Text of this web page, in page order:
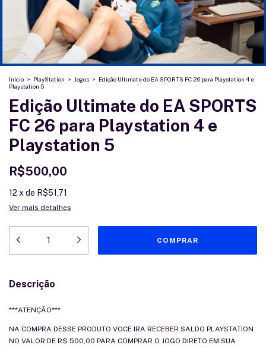
Início > PlayStation > Jogos > Edição Ultimate do EA SPORTS FC 26 para Playstation 4 e
Playstation 5
Edição Ultimate do EA SPORTS
FC 26 para Playstation 4 e
Playstation 5
R$500,00
12 x de R$51,71
Ver mais detalhes
Descrição
***ATENÇÃO***
NA COMPRA DESSE PRODUTO VOCE IRA RECEBER SALDO PLAYSTATION
NO VALOR DE R$ 500,00 PARA COMPRAR O JOGO DIRETO EM SUA